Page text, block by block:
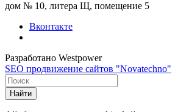
дом № 10, литера Щ, помещение 5
Вконтакте
Разработано Westpower
SEO продвижение сайтов "Novatechno"
Найти